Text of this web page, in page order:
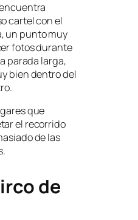
cartel con el
un punto muy
fotos durante
parada larga,
bien dentro del
que
el recorrido
de las
de